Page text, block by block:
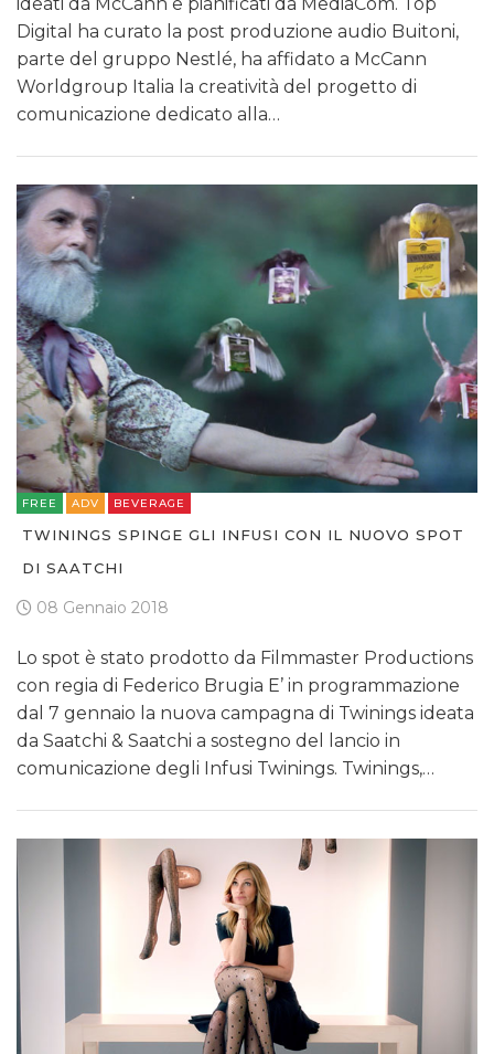
Digital ha curato la post produzione audio Buitoni,
parte del gruppo Nestlé, ha affidato a McCann
Worldgroup Italia la creatività del progetto di
comunicazione dedicato alla…
FREE ADV BEVERAGE
TWININGS SPINGE GLI INFUSI CON IL NUOVO SPOT
DI SAATCHI
08 Gennaio 2018
Lo spot è stato prodotto da Filmmaster Productions
con regia di Federico Brugia E’ in programmazione
dal 7 gennaio la nuova campagna di Twinings ideata
da Saatchi & Saatchi a sostegno del lancio in
comunicazione degli Infusi Twinings. Twinings,…